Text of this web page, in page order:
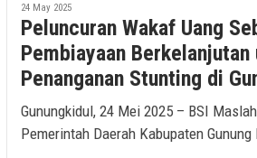
24 May 2025
Peluncuran Wakaf Uang
Pembiayaan Berkelanjutan
Penanganan Stunting di
Gunungkidul, 24 Mei 2025 – BSI
Pemerintah Daerah Kabupaten